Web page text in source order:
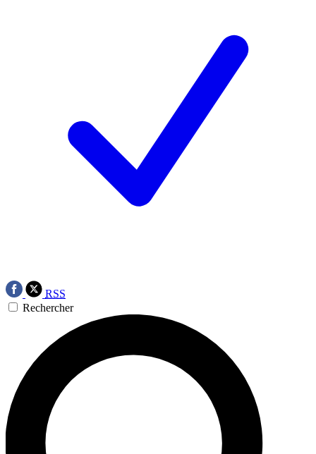
RSS
Rechercher